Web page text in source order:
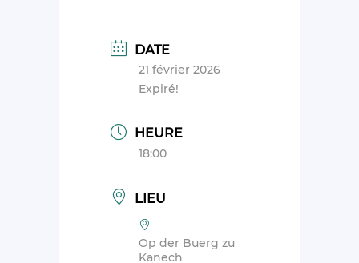
DATE
21 février 2026
Expiré!
HEURE
18:00
LIEU
Op der Buerg zu
Kanech